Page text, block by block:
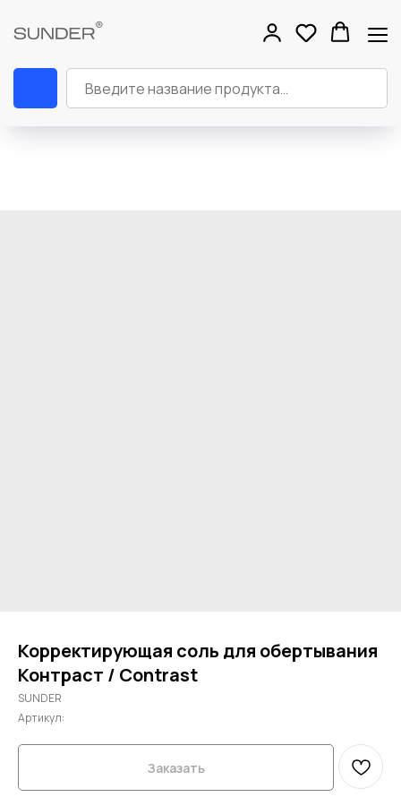
Корректирующая соль для обертывания
Контраст / Contrast
SUNDER
Артикул:
Заказать